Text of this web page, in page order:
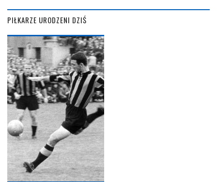
PIŁKARZE URODZENI DZIŚ